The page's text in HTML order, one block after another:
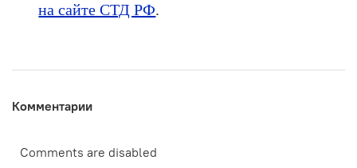
на сайте СТД РФ.
Комментарии
Comments are disabled